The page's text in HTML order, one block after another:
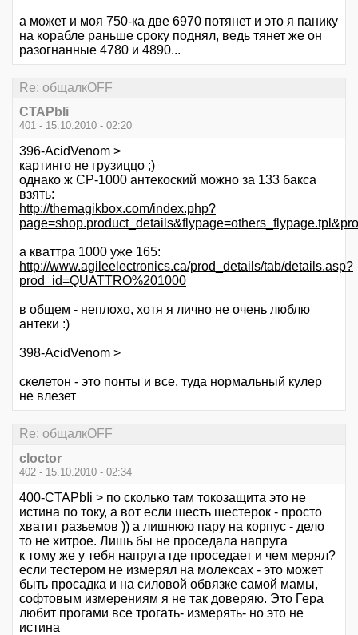
а может и моя 750-ка две 6970 потянет и это я панику
на корабле раньше сроку поднял, ведь тянет же он
разогнанные 4780 и 4890...
Re: общалкOFF
CTAPbIi
401 - 15.10.2010 - 02:20
396-AcidVenom >
картинго не грузиццо ;)
однако ж СР-1000 антекоский можно за 133 бакса
взять:
http://themagikbox.com/index.php?
а кваттра 1000 уже 165:
http://www.agileelectronics.ca/prod_details/tab/details.asp?
prod_id=QUATTRO%201000
в общем - неплохо, хотя я лично не очень люблю
антеки :)
398-AcidVenom >
скелетон - это понты и все. туда нормальный кулер
не влезет
Re: общалкOFF
cloctor
402 - 15.10.2010 - 02:34
400-CTAPbIi > по сколько там токозащита это не
истина по току, а вот если шесть шестерок - просто
хватит разьемов )) а лишнюю пару на корпус - дело
то не хитрое. Лишь бы не проседала напруга
к тому же у тебя напруга где проседает и чем мерял?
если тестером не измерял на молексах - это может
быть просадка и на силовой обвязке самой мамы,
софтовым измерениям я не так доверяю. Это Гера
любит прогами все трогать- измерять- но это не
истина